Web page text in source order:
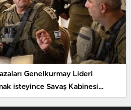
Genelkurmay Lideri
isteyince Savaş Kabinesi